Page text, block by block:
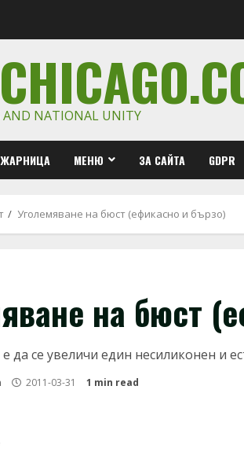
AND NATIONAL UNITY
МЕНЮ ЗА САЙТА GDPR
Уголемяване на бюст (ефикасно и бързо)
на бюст
да се увеличи един несиликонен и
2011-03-31 1 min read